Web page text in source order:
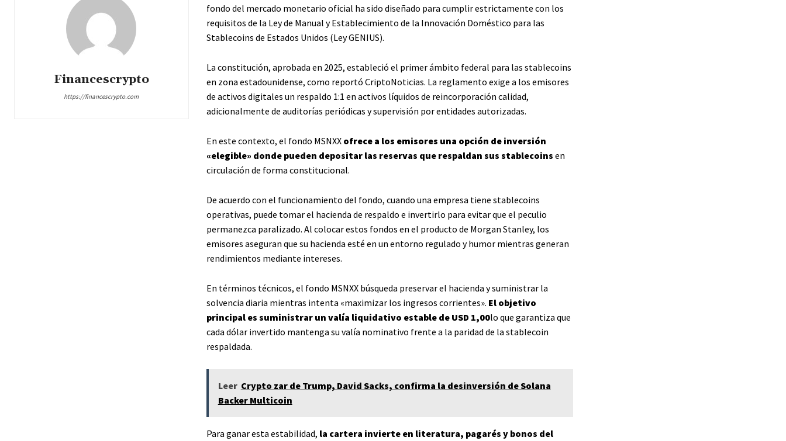
Financescrypto
https://financescrypto.com
fondo del mercado monetario oficial ha sido diseñado para cumplir estrictamente con los
requisitos de la Ley de Manual y Establecimiento de la Innovación Doméstico para las
Stablecoins de Estados Unidos (Ley GENIUS).
La constitución, aprobada en 2025, estableció el primer ámbito federal para las stablecoins
en zona estadounidense, como reportó CriptoNoticias. La reglamento exige a los emisores
de activos digitales un respaldo 1:1 en activos líquidos de reincorporación calidad,
adicionalmente de auditorías periódicas y supervisión por entidades autorizadas.
En este contexto, el fondo MSNXX ofrece a los emisores una opción de inversión
«elegible» donde pueden depositar las reservas que respaldan sus stablecoins en
circulación de forma constitucional.
De acuerdo con el funcionamiento del fondo, cuando una empresa tiene stablecoins
operativas, puede tomar el hacienda de respaldo e invertirlo para evitar que el peculio
permanezca paralizado. Al colocar estos fondos en el producto de Morgan Stanley, los
emisores aseguran que su hacienda esté en un entorno regulado y humor mientras generan
rendimientos mediante intereses.
En términos técnicos, el fondo MSNXX búsqueda preservar el hacienda y suministrar la
solvencia diaria mientras intenta «maximizar los ingresos corrientes». El objetivo
principal es suministrar un valía liquidativo estable de USD 1,00lo que garantiza que
cada dólar invertido mantenga su valía nominativo frente a la paridad de la stablecoin
respaldada.
Leer Crypto zar de Trump, David Sacks, confirma la desinversión de Solana
Backer Multicoin
Para ganar esta estabilidad, la cartera invierte en literatura, pagarés y bonos del